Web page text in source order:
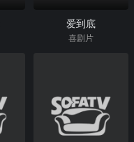
爱到底
喜剧片